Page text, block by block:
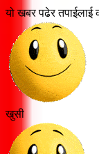
यो खबर पढेर
खुसी